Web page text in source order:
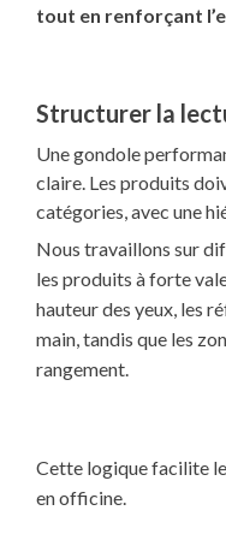
tout en renforçant
Structurer la
Une gondole
claire. Les produits
catégories, avec une
Nous travaillons sur
les produits à forte
hauteur des yeux, les
main, tandis que les
rangement.
Cette logique facilite
en officine.